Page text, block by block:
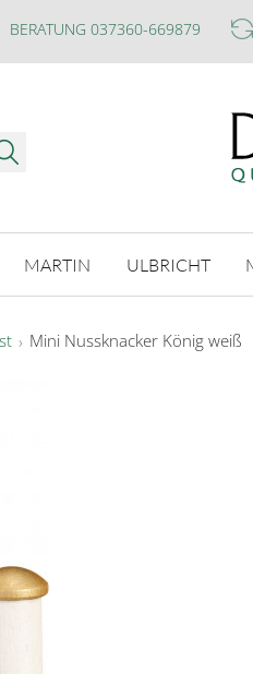
BERATUNG 037360-669879
MARTIN ULBRICHT
Mini Nussknacker König weiß